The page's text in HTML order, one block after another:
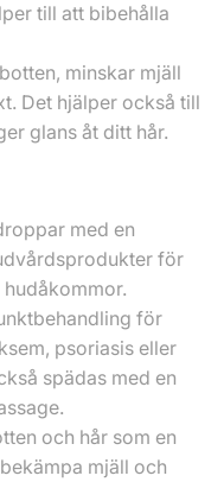
till att bibehålla
minskar mjäll
Det hjälper också till
glans åt ditt hår.
med en
för
för
psoriasis eller
spädas med en
och hår som en
mjäll och